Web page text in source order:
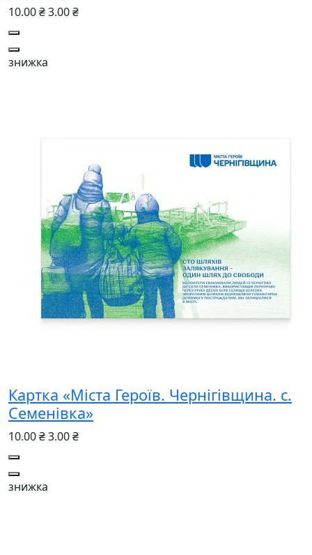
10.00 ₴3.00 ₴
знижка
Картка «Міста Героїв. Чернігівщина. с.
Семенівка»
10.00 ₴3.00 ₴
знижка